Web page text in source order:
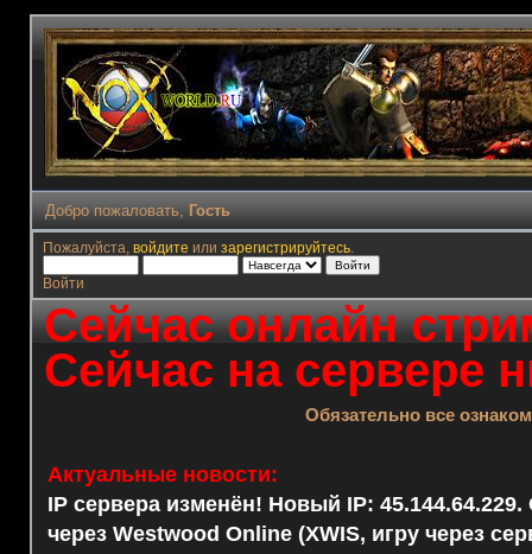
Добро пожаловать, Гость
Пожалуйста, войдите или зарегистрируйтесь.
Войти
Сейчас онлайн
Сейчас на сервере
Обязательно все
Актуальные новости:
IP сервера изменён! Новый IP: 45.144.64.229.
через Westwood Online (XWIS, игру через